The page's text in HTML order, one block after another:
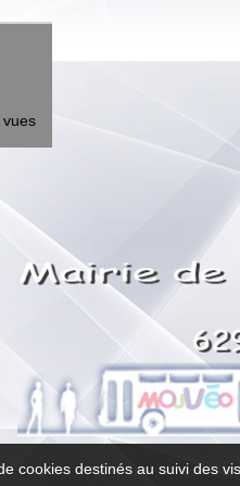
vues
cookies destinés au suivi des